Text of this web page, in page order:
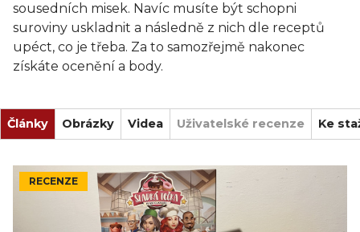
sousedních misek. Navíc musíte být schopni
suroviny uskladnit a následně z nich dle receptů
upéct, co je třeba. Za to samozřejmě nakonec
získáte ocenění a body.
Články Obrázky Videa Uživatelské recenze Ke
RECENZE